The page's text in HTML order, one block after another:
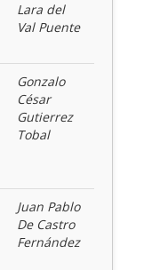
Lara del
Val Puente
Gonzalo
César
Gutierrez
Tobal
Juan Pablo
De Castro
Fernández